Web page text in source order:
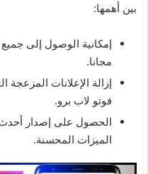
بين أهمها:
إمكانية الوصول إلى
مجانا.
إزالة الإعلانات المزعجة
فوتو لاب برو.
الميزات المحسنة.